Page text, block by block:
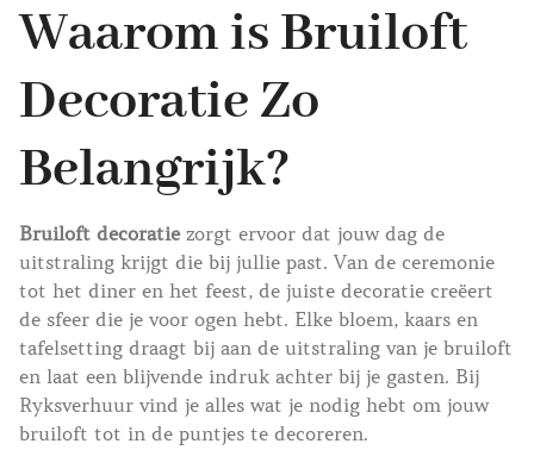
Waarom is Bruiloft
Decoratie Zo
Belangrijk?
Bruiloft decoratiezorgt ervoor dat jouw dag de
uitstraling krijgt die bij jullie past. Van de ceremonie
tot het diner en het feest, de juiste decoratie creëert
de sfeer die je voor ogen hebt. Elke bloem, kaars en
tafelsetting draagt bij aan de uitstraling van je bruiloft
en laat een blijvende indruk achter bij je gasten. Bij
Ryksverhuur vind je alles wat je nodig hebt om jouw
bruiloft tot in de puntjes te decoreren.